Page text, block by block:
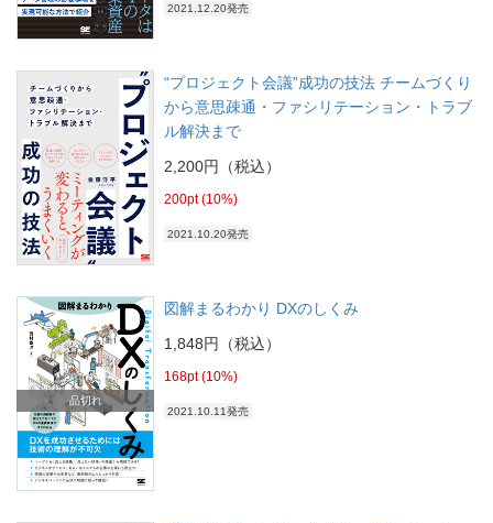
2021.12.20発売
“プロジェクト会議”成功の技法 チームづくり
から意思疎通・ファシリテーション・トラブ
ル解決まで
2,200円（税込）
200pt (10%)
2021.10.20発売
品切れ
図解まるわかり DXのしくみ
1,848円（税込）
168pt (10%)
2021.10.11発売